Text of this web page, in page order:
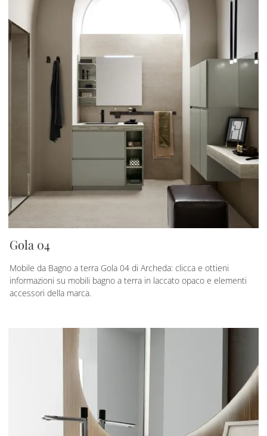
Gola 04
Mobile da Bagno a terra Gola 04 di Archeda: clicca e ottieni
informazioni su mobili bagno a terra in laccato opaco e elementi
accessori della marca.